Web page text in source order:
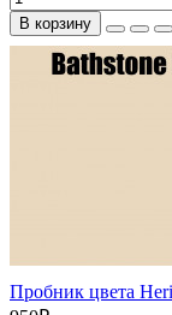
В корзину
Пробник цвета